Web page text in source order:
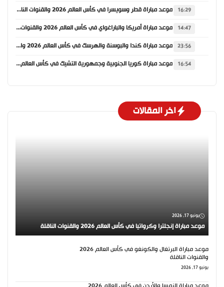
16:29 موعد مباراة قطر وسويسرا في كأس العالم 2026 والقنوات الناقلة
14:47 موعد مباراة أمريكا والباراغواي في كأس العالم 2026 والقنوات الناقلة
23:56 موعد مباراة كندا والبوسنة والهرسك في كأس العالم 2026 والقنوات الناقلة
16:54 موعد مباراة كوريا الجنوبية وجمهورية التشيك في كأس العالم 2026 والقنوات الناقلة
اخر المقالات
يونيو 17, 2026
موعد مباراة إنجلترا وكرواتيا في كأس العالم 2026 والقنوات الناقلة
موعد مباراة البرتغال والكونغو في كأس العالم 2026
والقنوات الناقلة
يونيو 17, 2026